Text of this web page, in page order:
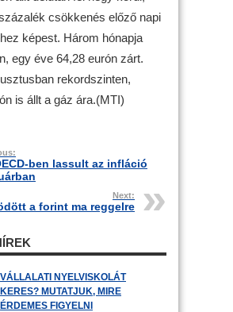
csökkenés előző napi
képest. Három hónapja
egy éve 64,28 eurón zárt.
rekordszinten,
is állt a gáz ára.(MTI)
ben lassult az infláció
Next:
a forint ma reggelre
VÁLLALATI NYELVISKOLÁT
KERES? MUTATJUK, MIRE
ÉRDEMES FIGYELNI